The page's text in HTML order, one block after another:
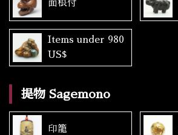
面根付
Items under 980
US$
提物 Sagemono
印籠